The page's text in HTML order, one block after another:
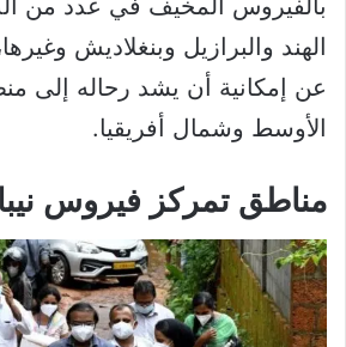
بالفيروس المخيف في عدد من
الهند والبرازيل وبنغلاديش
عن إمكانية أن يشد رحاله إلى
الأوسط وشمال أفريقيا.
مناطق تمركز فيروس